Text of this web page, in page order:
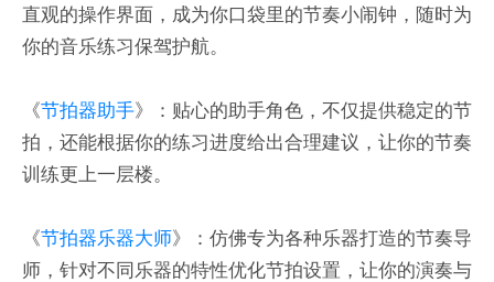
直观的操作界面，成为你口袋里的节奏小闹钟，随时为
你的音乐练习保驾护航。
《节拍器助手》：贴心的助手角色，不仅提供稳定的节
拍，还能根据你的练习进度给出合理建议，让你的节奏
训练更上一层楼。
《节拍器乐器大师》：仿佛专为各种乐器打造的节奏导
师，针对不同乐器的特性优化节拍设置，让你的演奏与